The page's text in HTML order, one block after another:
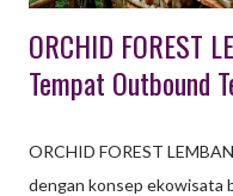
ORCHID FOREST
Tempat Outbound
ORCHID FOREST
dengan konsep ekowisata